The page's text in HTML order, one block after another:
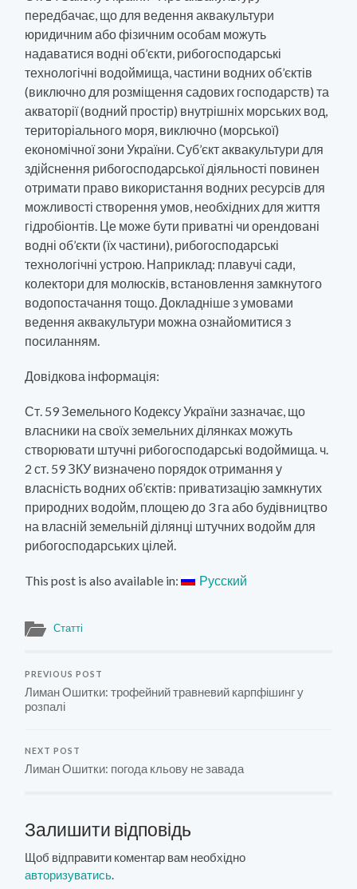
передбачає, що для ведення аквакультури
юридичним або фізичним особам можуть
надаватися водні об’єкти, рибогосподарські
технологічні водоймища, частини водних об’єктів
(виключно для розміщення садових господарств) та
акваторії (водний простір) внутрішніх морських вод,
територіального моря, виключно (морської)
економічної зони України. Суб’єкт аквакультури для
здійснення рибогосподарської діяльності повинен
отримати право використання водних ресурсів для
можливості створення умов, необхідних для життя
гідробіонтів. Це може бути приватні чи орендовані
водні об’єкти (їх частини), рибогосподарські
технологічні устрою. Наприклад: плавучі сади,
колектори для молюсків, встановлення замкнутого
водопостачання тощо. Докладніше з умовами
ведення аквакультури можна ознайомитися з
посиланням.
Довідкова інформація:
Ст. 59 Земельного Кодексу України зазначає, що
власники на своїх земельних ділянках можуть
створювати штучні рибогосподарські водоймища. ч.
2 ст. 59 ЗКУ визначено порядок отримання у
власність водних об’єктів: приватизацію замкнутих
природних водойм, площею до 3 га або будівництво
на власній земельній ділянці штучних водойм для
рибогосподарських цілей.
This post is also available in: Русский
Статті
PREVIOUS POST
Лиман Ошитки: трофейний травневий карпфішинг у
розпалі
NEXT POST
Лиман Ошитки: погода кльову не завада
Залишити відповідь
Щоб відправити коментар вам необхідно
авторизуватись.